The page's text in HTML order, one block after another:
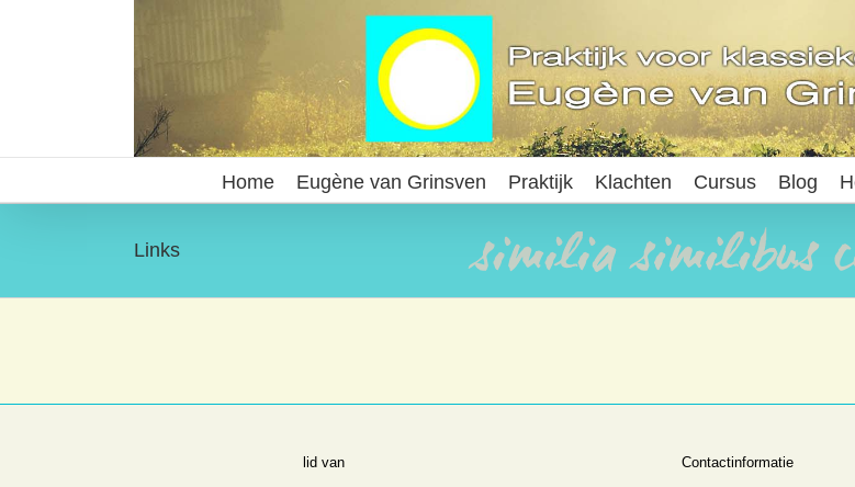
Home Eugène van Grinsven Praktijk Klachten Cursus Blog
Links
lid van Contactinformatie